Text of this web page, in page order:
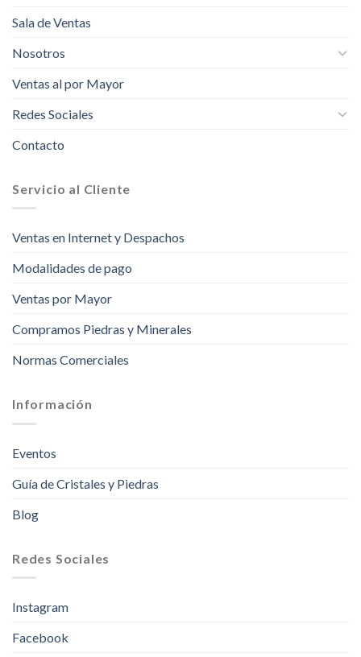
Sala de Ventas
Nosotros
Ventas al por Mayor
Redes Sociales
Contacto
Servicio al Cliente
Ventas en Internet y Despachos
Modalidades de pago
Ventas por Mayor
Compramos Piedras y Minerales
Normas Comerciales
Información
Eventos
Guía de Cristales y Piedras
Blog
Redes Sociales
Instagram
Facebook